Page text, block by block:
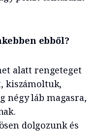
ebből?
alatt rengeteget
kiszámoltuk,
négy láb magasra,
dolgozunk és